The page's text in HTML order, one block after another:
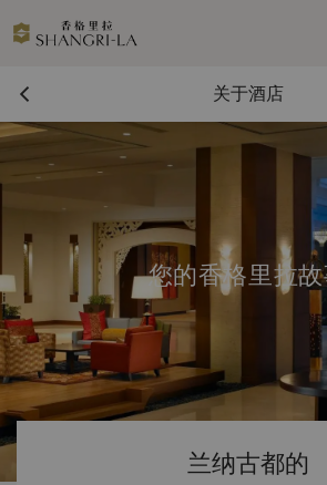
关于酒店
您的香格里拉
兰纳古都的